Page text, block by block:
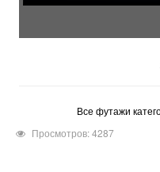
Все футажи
Просмотров: 4287